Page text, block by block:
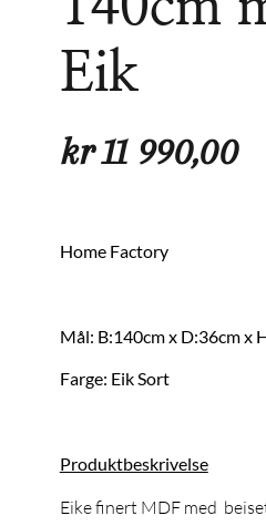
Eik
kr11 990,00
Home Factory
Mål: B:140cm x D:36cm x
Farge: Eik Sort
Produktbeskrivelse
Eike finert MDF med